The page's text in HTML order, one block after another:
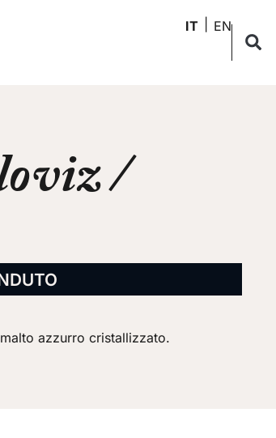
IT EN
/
azzurro cristallizzato.